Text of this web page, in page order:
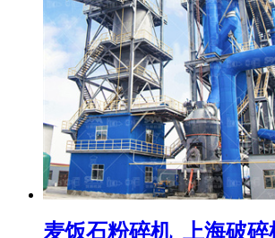
麦饭石粉碎机_上海破碎